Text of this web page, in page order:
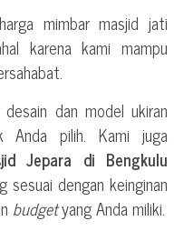
mimbar masjid jati
karena kami mampu
dan model ukiran
Anda pilih. Kami juga
Jepara di Bengkulu
sesuai dengan keinginan
budgetyang Anda miliki.